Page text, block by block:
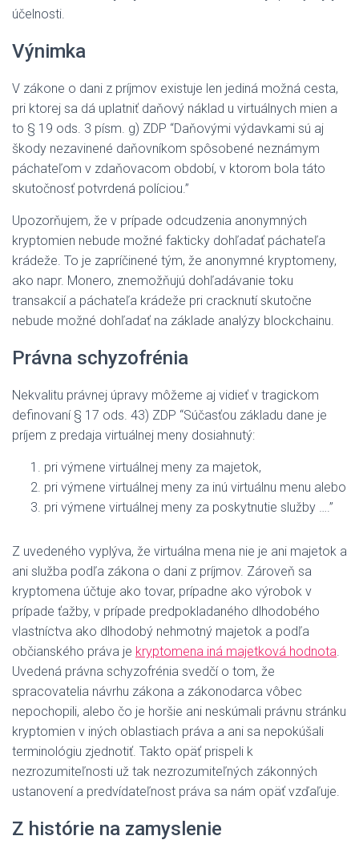
účelnosti.
Výnimka
V zákone o dani z príjmov existuje len jediná možná cesta,
pri ktorej sa dá uplatniť daňový náklad u virtuálnych mien a
to § 19 ods. 3 písm. g) ZDP “Daňovými výdavkami sú aj
škody nezavinené daňovníkom spôsobené neznámym
páchateľom v zdaňovacom období, v ktorom bola táto
skutočnosť potvrdená políciou.”
Upozorňujem, že v prípade odcudzenia anonymných
kryptomien nebude možné fakticky dohľadať páchateľa
krádeže. To je zapríčinené tým, že anonymné kryptomeny,
ako napr. Monero, znemožňujú dohľadávanie toku
transakcií a páchateľa krádeže pri cracknutí skutočne
nebude možné dohľadať na základe analýzy blockchainu.
Právna schyzofrénia
Nekvalitu právnej úpravy môžeme aj vidieť v tragickom
definovaní § 17 ods. 43) ZDP “Súčasťou základu dane je
príjem z predaja virtuálnej meny dosiahnutý:
pri výmene virtuálnej meny za majetok,
pri výmene virtuálnej meny za inú virtuálnu menu alebo
pri výmene virtuálnej meny za poskytnutie služby ….”
Z uvedeného vyplýva, že virtuálna mena nie je ani majetok a
ani služba podľa zákona o dani z príjmov. Zároveň sa
kryptomena účtuje ako tovar, prípadne ako výrobok v
prípade ťažby, v prípade predpokladaného dlhodobého
vlastníctva ako dlhodobý nehmotný majetok a podľa
občianského práva je kryptomena iná majetková hodnota.
Uvedená právna schyzofrénia svedčí o tom, že
spracovatelia návrhu zákona a zákonodarca vôbec
nepochopili, alebo čo je horšie ani neskúmali právnu stránku
kryptomien v iných oblastiach práva a ani sa nepokúšali
terminológiu zjednotiť. Takto opäť prispeli k
nezrozumiteľnosti už tak nezrozumiteľných zákonných
ustanovení a predvídateľnost práva sa nám opäť vzďaľuje.
Z histórie na zamyslenie